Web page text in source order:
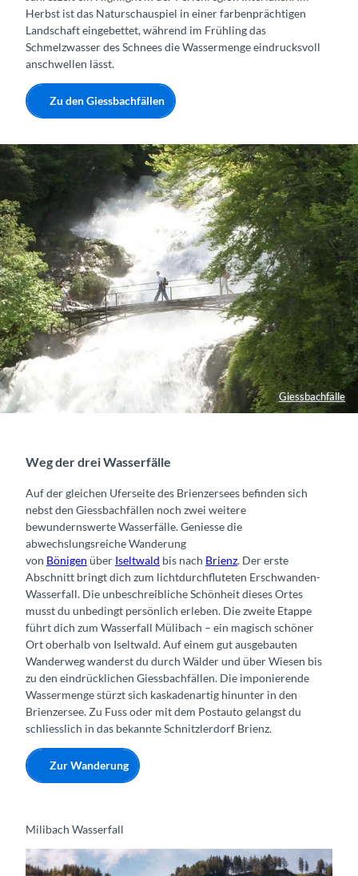
Herbst ist das Naturschauspiel in einer farbenprächtigen
Landschaft eingebettet, während im Frühling das
Schmelzwasser des Schnees die Wassermenge eindrucksvoll
anschwellen lässt.
Zu den Giessbachfällen
Giessbachfälle
Weg der drei Wasserfälle
Auf der gleichen Uferseite des Brienzersees befinden sich
nebst den Giessbachfällen noch zwei weitere
bewundernswerte Wasserfälle. Geniesse die
abwechslungsreiche Wanderung
von Bönigen über Iseltwald bis nach Brienz. Der erste
Abschnitt bringt dich zum lichtdurchfluteten Erschwanden-
Wasserfall. Die unbeschreibliche Schönheit dieses Ortes
musst du unbedingt persönlich erleben. Die zweite Etappe
führt dich zum Wasserfall Mülibach – ein magisch schöner
Ort oberhalb von Iseltwald. Auf einem gut ausgebauten
Wanderweg wanderst du durch Wälder und über Wiesen bis
zu den eindrücklichen Giessbachfällen. Die imponierende
Wassermenge stürzt sich kaskadenartig hinunter in den
Brienzersee. Zu Fuss oder mit dem Postauto gelangst du
schliesslich in das bekannte Schnitzlerdorf Brienz.
Zur Wanderung
Milibach Wasserfall